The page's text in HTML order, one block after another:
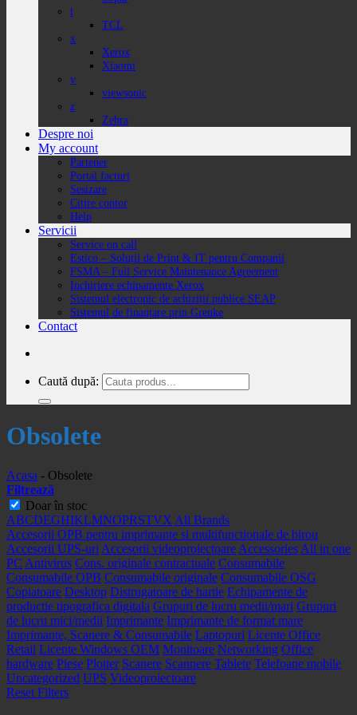
t
TCL
x
Xerox
Xiaomi
v
viewsonic
z
Zebra
Despre noi
My account
Partener
Portal facturi
Sesizare
Citire contor
Help
Servicii
Service on call
Estico – Soluții de Print & IT pentru Companii
FSMA – Full Service Maintenance Agreement
Inchiriere echipamente Xerox
Sistemul electronic de achiziții publice SEAP
Sistemul de finanțare prin Grenke
Contact
Caută după:
Obsolete
Acasa - Obsolete
Filtrează
Doar în stoc
ABCDEGHIKLMNOPRSTVX All Brands
Accesorii OPB pentru imprimante si multifunctionale de birou
Accesorii UPS-uri Accesorii videoproiectoare Accessories All in one
PC Antivirus Cons. originale contractuale Consumabile
Consumabile OPB Consumabile originale Consumabile OSG
Copiatoare Desktop Distrugatoare de hartie Echipamente de
productie tipografica digitala Grupuri de lucru medii/mari Grupuri
de lucru mici/medii Imprimante Imprimante de format mare
Imprimante, Scanere & Consumabile Laptopuri Licente Office
Retail Licente Windows OEM Monitoare Networking Office
hardware Piese Plotter Scanere Scannere Tablete Telefoane mobile
Uncategorized UPS Videoproiectoare
Reset Filters